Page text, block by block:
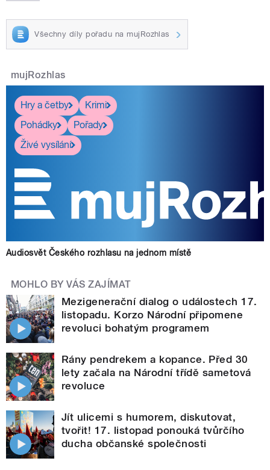
Všechny díly pořadu na mujRozhlas
mujRozhlas
Hry a četby
Krimi
Pohádky
Pořady
Živé vysílání
Audiosvět Českého rozhlasu na jednom místě
MOHLO BY VÁS ZAJÍMAT
Mezigenerační dialog o událostech 17.
listopadu. Korzo Národní připomene
revoluci bohatým programem
Rány pendrekem a kopance. Před 30
lety začala na Národní třídě sametová
revoluce
Jít ulicemi s humorem, diskutovat,
tvořit! 17. listopad ponouká tvůrčího
ducha občanské společnosti